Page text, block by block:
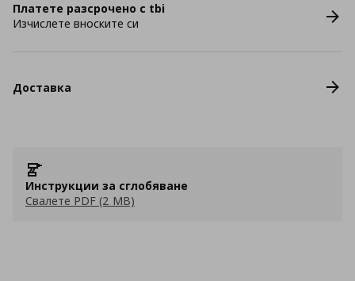
Платете разсрочено с tbi
Изчислете вноските си
Доставка
Инструкции за сглобяване
Свалете PDF (2 MB)